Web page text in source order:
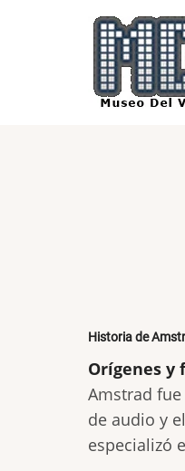
Historia de
Orígenes y
Amstrad
de audio y
especializó